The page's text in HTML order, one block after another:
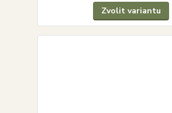
Zvolit variantu